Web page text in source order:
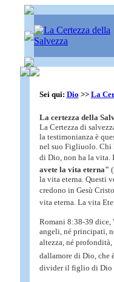
Sei qui: Dio >> La
La certezza della
La Certezza di
la testimonianza è
nel suo Figliuolo.
di Dio, non ha la vita.
avete la vita eterna"
la vita eterna. Questi
credono in Gesù
vita eterna. La vita
Romani 8:38-39 dice,
angeli, né principati,
altezza, né profondità,
dallamore di Dio,
divider il figlio di Dio